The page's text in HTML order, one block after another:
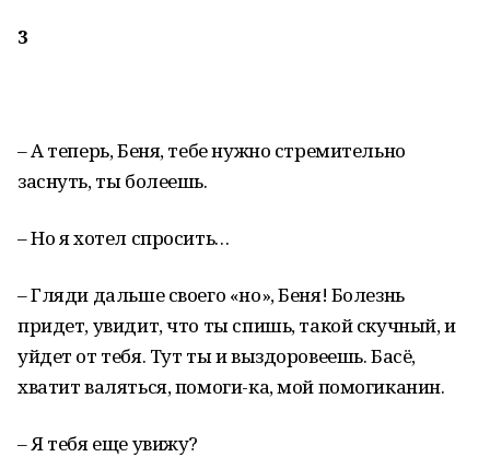
3
– А теперь, Беня, тебе нужно стремительно
заснуть, ты болеешь.
– Но я хотел спросить…
– Гляди дальше своего «но», Беня! Болезнь
придет, увидит, что ты спишь, такой скучный, и
уйдет от тебя. Тут ты и выздоровеешь. Басё,
хватит валяться, помоги-ка, мой помогиканин.
– Я тебя еще увижу?